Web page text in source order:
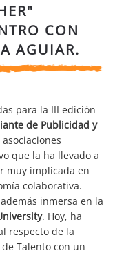
CON
AGUIAR.
para la III edición
de Publicidad y
que la ha llevado a
muy implicada en
colaborativa.
inmersa en la
. Hoy, ha
respecto de la
Talento con un